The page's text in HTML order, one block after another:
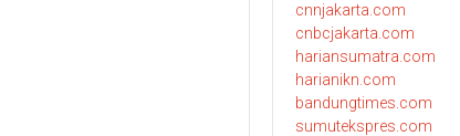
cnnjakarta.com
cnbcjakarta.com
hariansumatra.com
harianikn.com
bandungtimes.com
sumutekspres.com